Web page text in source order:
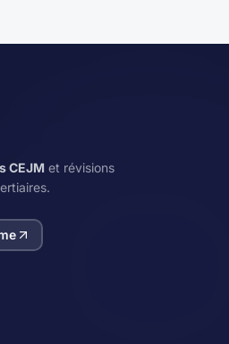
CEJM et révisions